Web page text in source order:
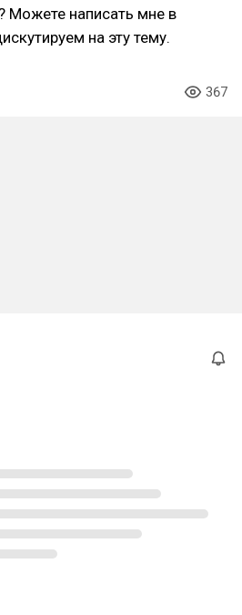
Можете написать мне в
на эту тему.
367